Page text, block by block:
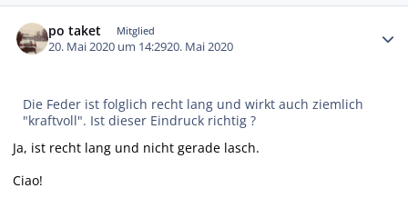
po taket Mitglied
20. Mai 2020 um 14:2920. Mai 2020
Die Feder ist folglich recht lang und wirkt auch ziemlich
"kraftvoll". Ist dieser Eindruck richtig ?
Ja, ist recht lang und nicht gerade lasch.
Ciao!